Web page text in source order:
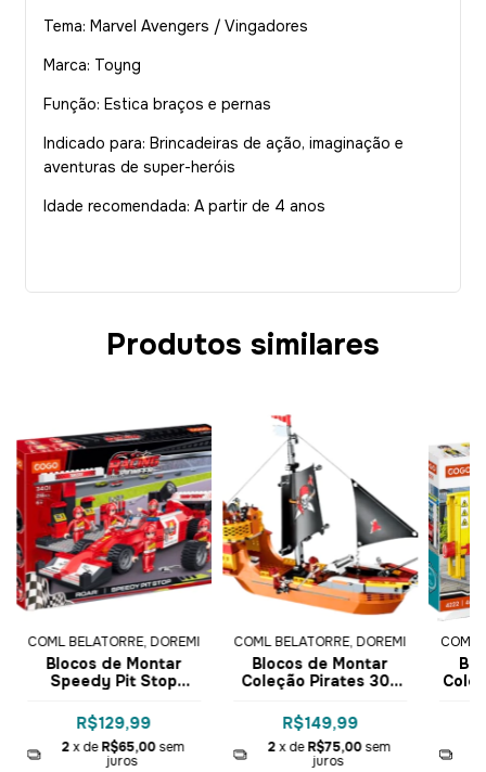
Tema: Marvel Avengers / Vingadores
Marca: Toyng
Função: Estica braços e pernas
Indicado para: Brincadeiras de ação, imaginação e
aventuras de super-heróis
Idade recomendada: A partir de 4 anos
Produtos similares
COML BELATORRE, DOREMI
Blocos de Montar
Speedy Pit Stop
Pioneer 218 pçs 3401
- COGO Dorémi
R$129,99
2x deR$65,00 sem
juros
COML BELATORRE, DOREMI
Blocos de Montar
Coleção Pirates 308
Dorémi
R$149,99
2 x deR$75,00 sem
juros
COML